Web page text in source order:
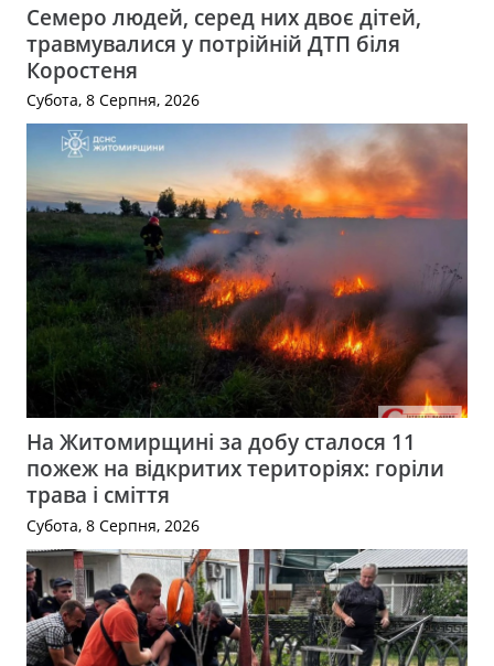
Семеро людей, серед них двоє дітей,
травмувалися у потрійній ДТП біля
Коростеня
Субота, 8 Серпня, 2026
На Житомирщині за добу сталося 11
пожеж на відкритих територіях: горіли
трава і сміття
Субота, 8 Серпня, 2026